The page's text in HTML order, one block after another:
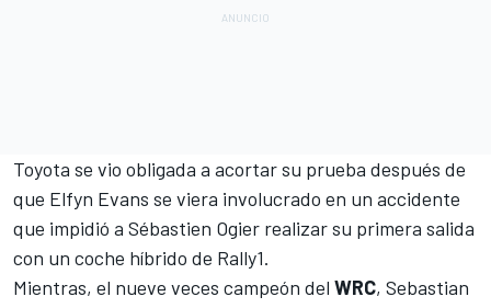
Toyota se vio obligada a acortar su prueba después de
que Elfyn Evans se viera involucrado en un accidente
que impidió a Sébastien Ogier realizar su primera salida
con un coche híbrido de Rally1.
Mientras, el nueve veces campeón del WRC, Sebastian